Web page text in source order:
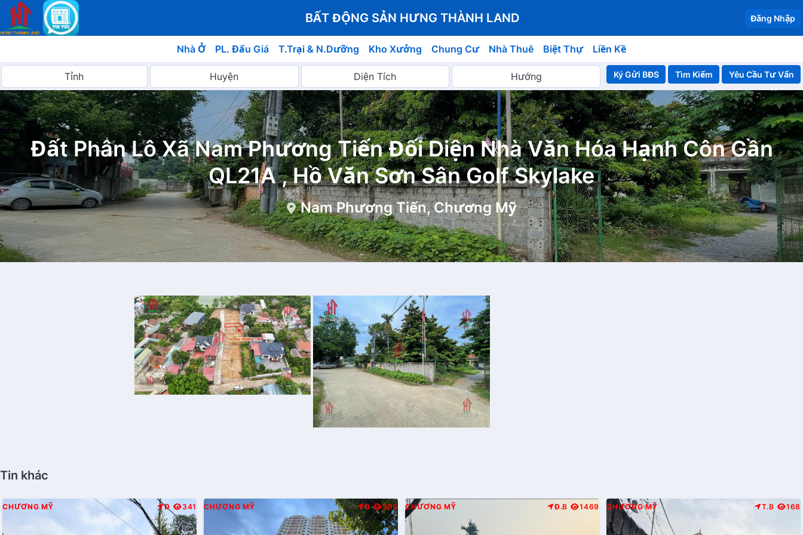
BẤT ĐỘNG SẢN HƯNG THÀNH LAND Đăng Nhập
Nhà Ở PL. Đấu Giá T.Trại & N.Dưỡng Kho Xưởng Chung Cư Nhà Thuê Biệt Thự Liền Kề
Ký Gửi BĐS Yêu Cầu Tư Vấn
Đất Phân Lô Xã Nam Phương Tiến Đối Diện Nhà Văn Hóa Hạnh Côn Gần
QL21A , Hồ Văn Sơn Sân Golf Skylake
Nam Phương Tiến, Chương Mỹ
Tin khác
CHƯƠNG MỸ Đ 341 CHƯƠNG MỸ Đ 385 CHƯƠNG MỸ Đ.B 1469 CHƯƠNG MỸ T.B 168